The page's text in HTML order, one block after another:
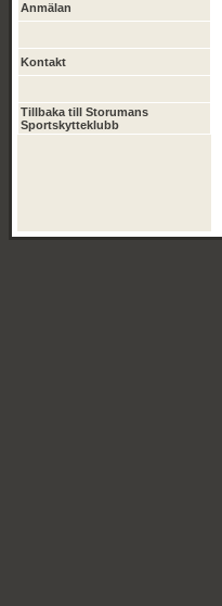
Anmälan
Kontakt
Tillbaka till Storumans
Sportskytteklubb